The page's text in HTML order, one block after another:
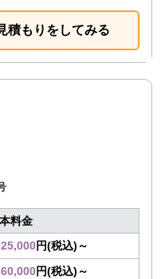
積もりをしてみる
料金
25,000円(税込)～
60,000円(税込)～